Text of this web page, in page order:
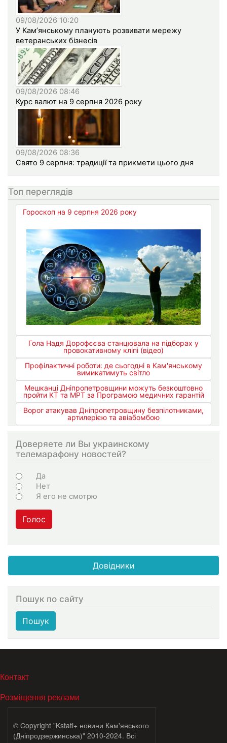
09/08/2026 10:20
У Кам’янському планують розвивати мережу
ветеранських бізнесів
09/08/2026 08:46
Курс валют на 9 серпня 2026 року
09/08/2026 08:36
Свято 9 серпня: традиції та прикмети цього дня
Топ переглядів
Гороскоп на 9 серпня 2026 року
Гола Надя Дорофєєва станцювала на підборах у
провокативному кліпі (відео)
Профілактичні роботи: де сьогодні в Кам'янському
вимикатимуть світло
Мешканці Дніпропетровщини можуть безкоштовно
пройти КТ та МРТ за Програмою медичних гарантій
Ворог атакував Дніпропетровщину безпілотниками,
артилерією та авіабомбою
Доверяете ли Вы украинскому
телемарафону новостей?
Choices
Да
Нет
Я его не смотрю
Голос
Довідники
Пошук по сайту
Пошук
МЕНЮ В ПОДВАЛЕ
Контакт
Розміщення реклами
© Copyright "Kstati+ новини Кам'янського
(Дніпродзержинська)" 2010-2024. Всі